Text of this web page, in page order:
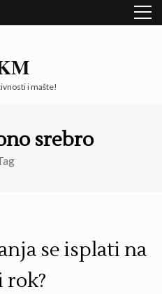
i mašte!
srebro
se isplati na
rok?